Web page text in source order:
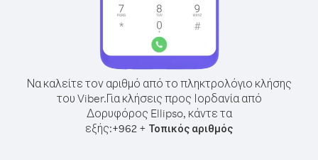
Να καλείτε τον αριθμό από το πληκτρολόγιο κλήσης
του Viber.Για κλήσεις προς Ιορδανία από
Δορυφόρος Ellipso, κάντε τα
εξής:+962 + Τοπικός αριθμός